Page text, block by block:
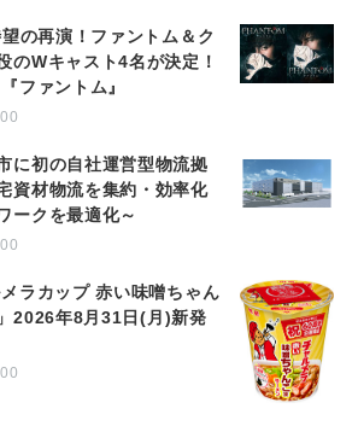
の再演！ファントム＆ク
のWキャスト4名が決定！
ファントム』
に初の自社運営型物流拠
資材物流を集約・効率化
ークを最適化～
メラカップ 赤い味噌ちゃん
2026年8月31日(月)新発